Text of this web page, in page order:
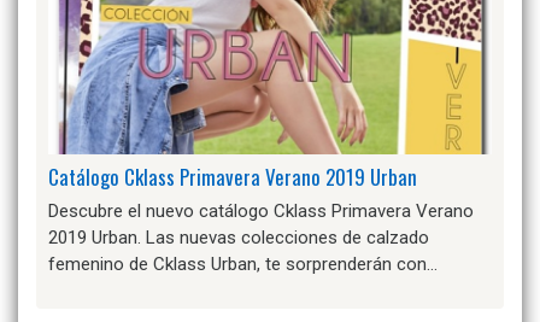
Catálogo Cklass Primavera Verano 2019 Urban
Descubre el nuevo catálogo Cklass Primavera Verano
2019 Urban. Las nuevas colecciones de calzado
femenino de Cklass Urban, te sorprenderán con…